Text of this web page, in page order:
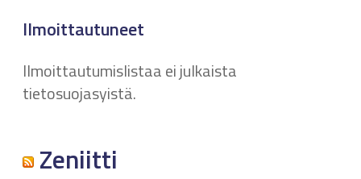
Ilmoittautuneet
Ilmoittautumislistaa ei julkaista
tietosuojasyistä.
Zeniitti